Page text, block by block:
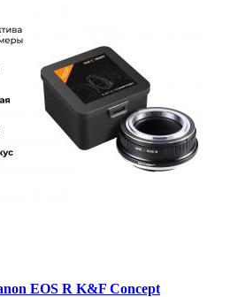
EOS R K&F Concept